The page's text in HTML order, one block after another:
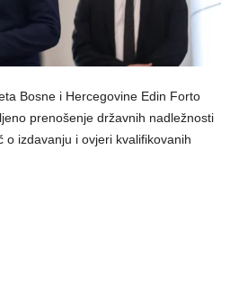
Bosne i Hercegovine Edin Forto
prenošenje državnih nadležnosti
o izdavanju i ovjeri kvalifikovanih